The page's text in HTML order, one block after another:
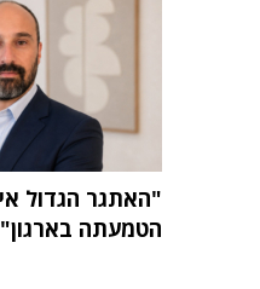
הטמעתה בארגון"